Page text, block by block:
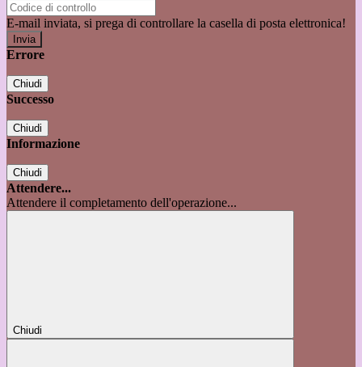
E-mail inviata, si prega di controllare la casella di posta elettronica!
Errore
Chiudi
Successo
Chiudi
Informazione
Chiudi
Attendere...
Attendere il completamento dell'operazione...
Chiudi